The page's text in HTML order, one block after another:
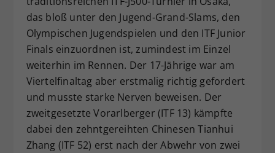
das bloß unter den Jugend-Grand-Slams, den
Olympischen Jugendspielen und den ITF Junior
Finals einzuordnen ist, zumindest im Einzel
weiterhin im Rennen. Der 17-Jährige war am
Viertelfinaltag aber erstmalig richtig gefordert
und musste starke Nerven beweisen. Der
zweitgesetzte Vorarlberger (ITF 13) kämpfte
dabei den zehntgereihten Chinesen Tianhui
Zhang (ITF 52) erst nach der Abwehr von zwei
Zweck
Dieser Wert speichert Ihre Consent-
Einstellungen. Unter anderem eine
zufällig generierte ID, für die
historische Speicherung Ihrer
vorgenommen Einstellungen, falls der
Webseiten-Betreiber dies eingestellt
hat.